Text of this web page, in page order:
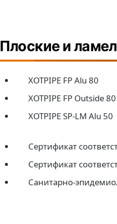
Плоские и
XOTPIPE FP Alu 80
XOTPIPE FP Outside 80
XOTPIPE SP-LM Alu 50
Сертификат
Сертификат
Санитарно-